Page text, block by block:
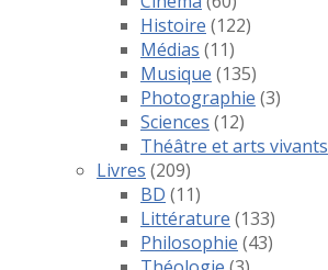
Histoire (122)
Médias (11)
Musique (135)
Photographie (3)
Sciences (12)
Théâtre et arts vivants
Livres (209)
BD (11)
Littérature (133)
Philosophie (43)